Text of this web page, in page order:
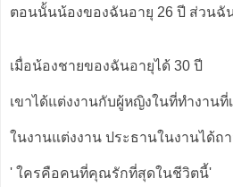
ตอนนั้นน้องของฉันอายุ 26 ปี ส่วนฉั
เมื่อน้องชายของฉันอายุได้ 30 ปี
เขาได้แต่งงานกับผู้หญิงในที่ทำงานที่
ในงานแต่งงาน ประธานในงานได้ถ
' ใครคือคนที่คุณรักที่สุดในชีวิตนี้'